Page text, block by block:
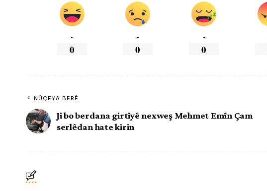
.
0
.
0
.
0
NÛÇEYA BERÊ
Ji bo berdana girtiyê nexweş Mehmet Emîn Çam
serlêdan hate kirin